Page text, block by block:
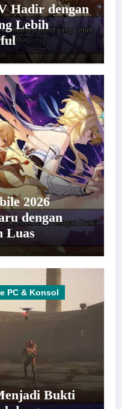
Hadir dengan
Lebih
2026
dengan
Luas
PC & Konsol
Bukti